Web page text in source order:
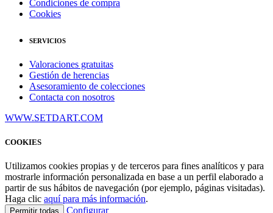
Condiciones de compra
Cookies
SERVICIOS
Valoraciones gratuitas
Gestión de herencias
Asesoramiento de colecciones
Contacta con nosotros
WWW.SETDART.COM
COOKIES
Utilizamos cookies propias y de terceros para fines analíticos y para
mostrarle información personalizada en base a un perfil elaborado a
partir de sus hábitos de navegación (por ejemplo, páginas visitadas).
Haga clic aquí para más información.
Permitir todas Configurar